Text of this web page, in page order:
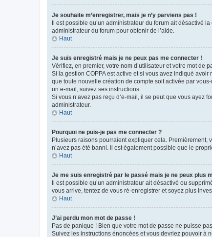
Je souhaite m’enregistrer, mais je n’y parviens pas !
Il est possible qu’un administrateur du forum ait désactivé
administrateur du forum pour obtenir de l’aide.
Haut
Je suis enregistré mais je ne peux pas me connecter !
Vérifiez, en premier, votre nom d’utilisateur et votre mot de
Si la gestion COPPA est active et si vous avez indiqué
que toute nouvelle création de compte soit activée par
un e-mail, suivez ses instructions.
Si vous n’avez pas reçu d’e-mail, il se peut que vous ayez
administrateur.
Haut
Pourquoi ne puis-je pas me connecter ?
Plusieurs raisons pourraient expliquer cela. Premièrement,
n’avez pas été banni. Il est également possible que le
Haut
Je me suis enregistré par le passé mais je ne peux plus
Il est possible qu’un administrateur ait désactivé ou
vous arrive, tentez de vous ré-enregistrer et soyez plus
Haut
J’ai perdu mon mot de passe !
Pas de panique ! Bien que votre mot de passe ne puisse
Suivez les instructions énoncées et vous devriez pouvoir à